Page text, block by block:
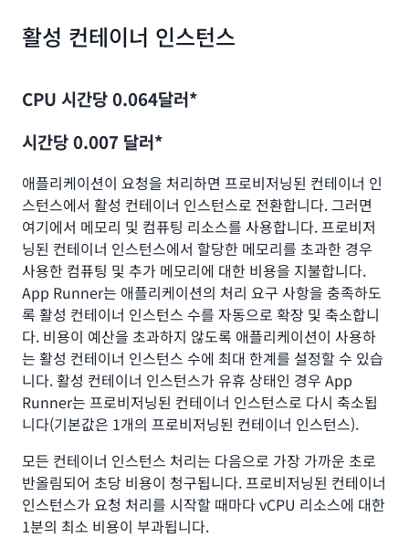
활성 컨테이너 인스턴스
CPU 시간당 0.064달러*
시간당 0.007 달러*
애플리케이션이 요청을 처리하면 프로비저닝된 컨테이너 인
스턴스에서 활성 컨테이너 인스턴스로 전환합니다. 그러면
여기에서 메모리 및 컴퓨팅 리소스를 사용합니다. 프로비저
닝된 컨테이너 인스턴스에서 할당한 메모리를 초과한 경우
사용한 컴퓨팅 및 추가 메모리에 대한 비용을 지불합니다.
App Runner는 애플리케이션의 처리 요구 사항을 충족하도
록 활성 컨테이너 인스턴스 수를 자동으로 확장 및 축소합니
다. 비용이 예산을 초과하지 않도록 애플리케이션이 사용하
는 활성 컨테이너 인스턴스 수에 최대 한계를 설정할 수 있습
니다. 활성 컨테이너 인스턴스가 유휴 상태인 경우 App
Runner는 프로비저닝된 컨테이너 인스턴스로 다시 축소됩
니다(기본값은 1개의 프로비저닝된 컨테이너 인스턴스).
모든 컨테이너 인스턴스 처리는 다음으로 가장 가까운 초로
반올림되어 초당 비용이 청구됩니다. 프로비저닝된 컨테이너
인스턴스가 요청 처리를 시작할 때마다 vCPU 리소스에 대한
1분의 최소 비용이 부과됩니다.